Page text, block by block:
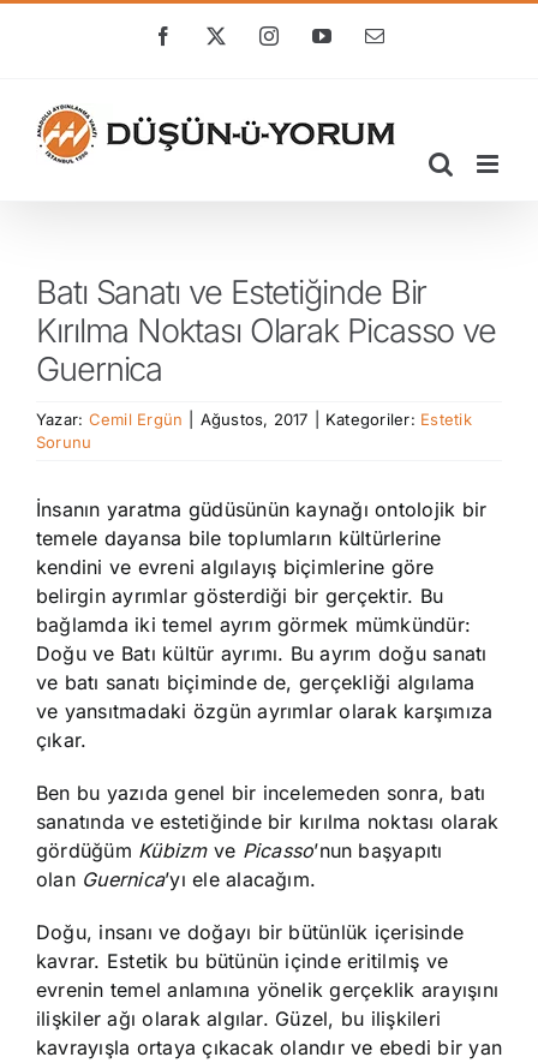
Facebook
X InstagramYouTube
E-
Batı Sanatı ve Estetiğinde Bir
Kırılma Noktası Olarak Picasso ve
Guernica
Yazar: Cemil Ergün Ağustos, 2017 Kategoriler: Estetik
Sorunu
İnsanın yaratma güdüsünün kaynağı ontolojik bir
temele dayansa bile toplumların kültürlerine
kendini ve evreni algılayış biçimlerine göre
belirgin ayrımlar gösterdiği bir gerçektir. Bu
bağlamda iki temel ayrım görmek mümkündür:
Doğu ve Batı kültür ayrımı. Bu ayrım doğu sanatı
ve batı sanatı biçiminde de, gerçekliği algılama
ve yansıtmadaki özgün ayrımlar olarak karşımıza
çıkar.
Ben bu yazıda genel bir incelemeden sonra, batı
sanatında ve estetiğinde bir kırılma noktası olarak
gördüğüm Kübizm ve Picasso’nun başyapıtı
olan Guernica’yı ele alacağım.
Doğu, insanı ve doğayı bir bütünlük içerisinde
kavrar. Estetik bu bütünün içinde eritilmiş ve
evrenin temel anlamına yönelik gerçeklik arayışını
ilişkiler ağı olarak algılar. Güzel, bu ilişkileri
kavrayışla ortaya çıkacak olandır ve ebedi bir yan